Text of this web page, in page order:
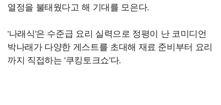
열정을 불태웠다고 해 기대를 모은다.
'나래식'은 수준급 요리 실력으로 정평이 난 코미디언
박나래가 다양한 게스트를 초대해 재료 준비부터 요리
까지 직접하는 '쿠킹토크쇼'다.